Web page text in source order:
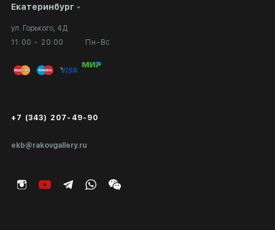
Екатеринбург
ул. Горького, 4Д
11:00 - 20:00
Пн-Вс
ekb@rakovgallery.ru
+7 (343) 207-49-90
Личный кабинет
Вопросы и ответы
Публичная оферта
Экспертиза/Вывоз за границу
Подарочные сертификаты
Сотрудничество
Выставка в галерее